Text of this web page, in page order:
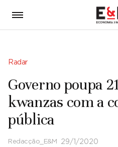
Radar
Governo poupa
kwanzas com a
pública
Redacção_E&M 29/1/2020